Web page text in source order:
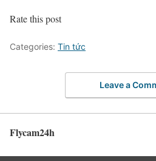
Rate this post
Categories: Tin tức
Leave a
Flycam24h